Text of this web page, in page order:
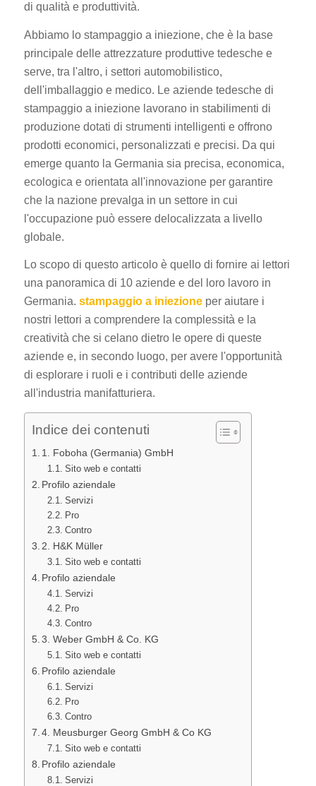
di qualità e produttività.
Abbiamo lo stampaggio a iniezione, che è la base
principale delle attrezzature produttive tedesche e
serve, tra l'altro, i settori automobilistico,
dell'imballaggio e medico. Le aziende tedesche di
stampaggio a iniezione lavorano in stabilimenti di
produzione dotati di strumenti intelligenti e offrono
prodotti economici, personalizzati e precisi. Da qui
emerge quanto la Germania sia precisa, economica,
ecologica e orientata all'innovazione per garantire
che la nazione prevalga in un settore in cui
l'occupazione può essere delocalizzata a livello
globale.
Lo scopo di questo articolo è quello di fornire ai lettori
una panoramica di 10 aziende e del loro lavoro in
Germania. stampaggio a iniezione per aiutare i
nostri lettori a comprendere la complessità e la
creatività che si celano dietro le opere di queste
aziende e, in secondo luogo, per avere l'opportunità
di esplorare i ruoli e i contributi delle aziende
all'industria manifatturiera.
Indice dei contenuti
1. Foboha (Germania) GmbH
Sito web e contatti
Profilo aziendale
Servizi
Pro
Contro
2. H&K Müller
Sito web e contatti
Profilo aziendale
Servizi
Pro
Contro
3. Weber GmbH & Co. KG
Sito web e contatti
Profilo aziendale
Servizi
Pro
Contro
4. Meusburger Georg GmbH & Co KG
Sito web e contatti
Profilo aziendale
Servizi